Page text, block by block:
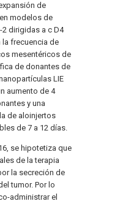
de
modelos de
2 dirigidas a c D4
la frecuencia de
mesentéricos de
de donantes de
LIE
aumento de 4
y una
de aloinjertos
de 7 a 12 días.
se hipotetiza que
de la terapia
la secreción de
tumor. Por lo
administrar el